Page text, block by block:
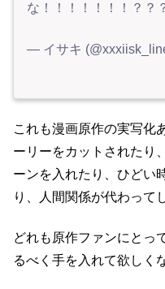
な！！！！！！！？？
— イサキ
これも漫画原作の実写化
ーリーをカットされたり
ーンを入れたり、ひどい
り、人間関係が代わって
どれも原作ファンにとっ
るべく手を入れて欲しく